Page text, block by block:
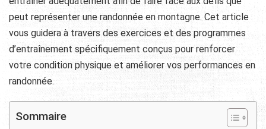
peut représenter une randonnée en montagne. Cet article
vous guidera à travers des exercices et des programmes
d’entraînement spécifiquement conçus pour renforcer
votre condition physique et améliorer vos performances en
randonnée.
Sommaire